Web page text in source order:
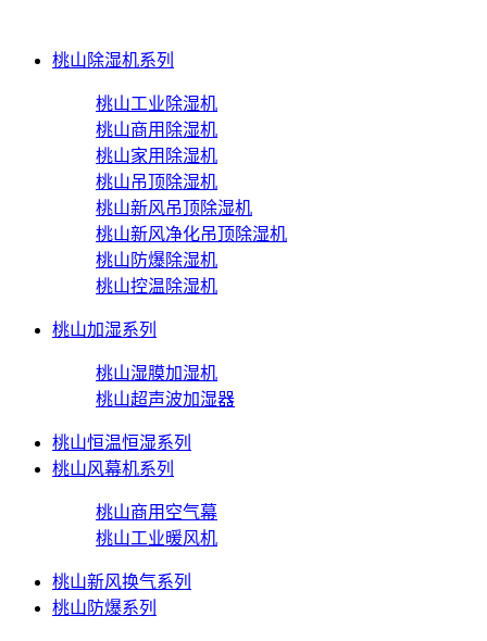
桃山除湿机系列
桃山工业除湿机
桃山商用除湿机
桃山家用除湿机
桃山吊顶除湿机
桃山新风吊顶除湿机
桃山新风净化吊顶除湿机
桃山防爆除湿机
桃山控温除湿机
桃山加湿系列
桃山湿膜加湿机
桃山超声波加湿器
桃山恒温恒湿系列
桃山风幕机系列
桃山商用空气幕
桃山工业暖风机
桃山新风换气系列
桃山防爆系列